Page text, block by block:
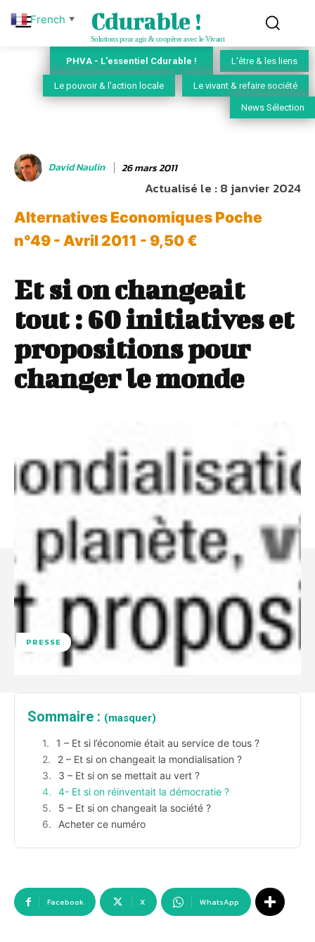
Cdurable !
Solutions pour agir & coopérer avec le Vivant
PHVA - L'essentiel Cdurable ! L'être & les liens
Le pouvoir & l'action locale Le vivant & refaire société
News Sélection
David Naulin 26 mars 2011
Actualisé le :8 janvier 2024
Alternatives Economiques Poche
n°49 - Avril 2011 - 9,50 €
Et si on changeait
tout : 60 initiatives et
propositions pour
changer le monde
PRESSE
Sommaire : (masquer)
1 – Et si l’économie était au service de tous ?
2 – Et si on changeait la mondialisation ?
3 – Et si on se mettait au vert ?
4- Et si on réinventait la démocratie ?
5 – Et si on changeait la société ?
Acheter ce numéro
Facebook X WhatsApp
French ▼